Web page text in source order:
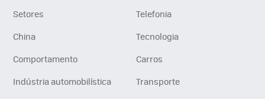
Setores
Telefonia
China
Tecnologia
Comportamento
Carros
Indústria automobilística
Transporte